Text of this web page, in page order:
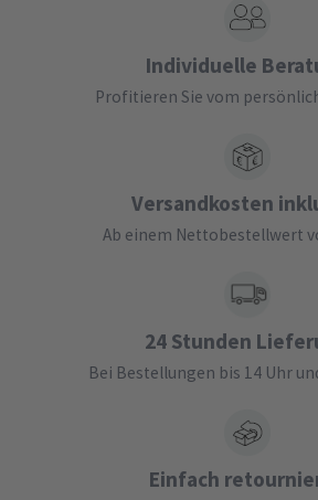
Individuelle
Profitieren Sie vom
Versandkosten
Ab einem Nettobestellwert
24 Stunden
Bei Bestellungen bis 14 Uhr
Einfach